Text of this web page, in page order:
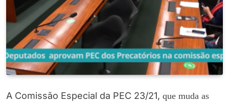
A Comissão Especial da PEC 23/21, que muda as